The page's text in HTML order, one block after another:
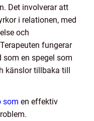
Det involverar att
i relationen, med
och
fungerar
som en spegel som
känslor tillbaka till
som en effektiv